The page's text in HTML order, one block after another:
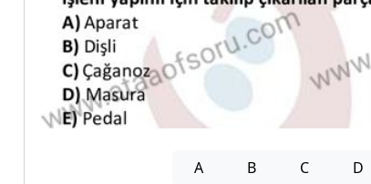
A B C D